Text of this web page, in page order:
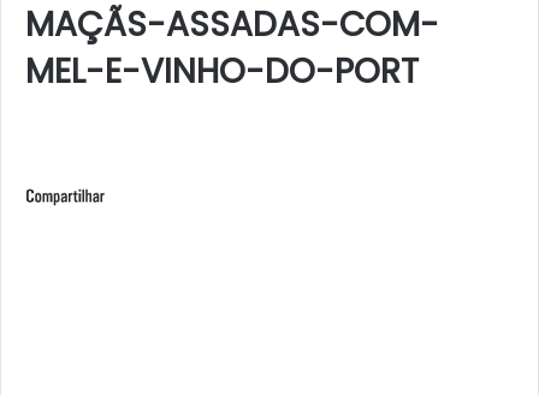
MAÇÃS-ASSADAS-COM-
MEL-E-VINHO-DO-PORT